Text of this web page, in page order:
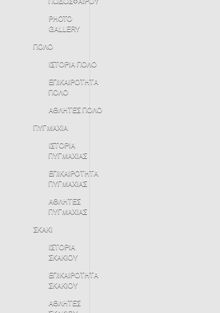
PHOTO
GALLERY
ΠΟΛΟ
ΙΣΤΟΡΙΑ ΠΟΛΟ
ΕΠΙΚΑΙΡΟΤΗΤΑ
ΠΟΛΟ
ΑΘΛΗΤΕΣ ΠΟΛΟ
ΠΥΓΜΑΧΙΑ
ΙΣΤΟΡΙΑ
ΠΥΓΜΑΧΙΑΣ
ΕΠΙΚΑΙΡΟΤΗΤΑ
ΠΥΓΜΑΧΙΑΣ
ΑΘΛΗΤΕΣ
ΠΥΓΜΑΧΙΑΣ
ΣΚΑΚΙ
ΙΣΤΟΡΙΑ
ΣΚΑΚΙΟΥ
ΕΠΙΚΑΙΡΟΤΗΤΑ
ΣΚΑΚΙΟΥ
ΑΘΛΗΤΕΣ